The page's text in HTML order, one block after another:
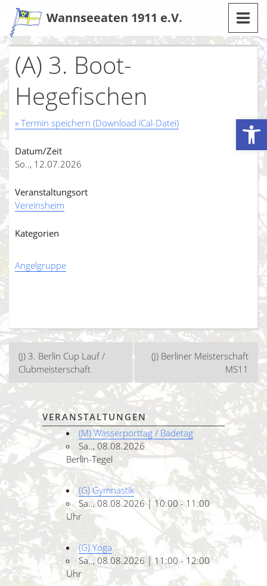
Werkzeugleiste öffnen
Zum
Inhalt
Wannseeaten 1911 e.V.
(A) 3. Boot-
Hegefischen
» Termin speichern (Download iCal-Datei)
Datum/Zeit
So.., 12.07.2026
Veranstaltungsort
Vereinsheim
Kategorien
Angelgruppe
Beitragsnavigation
(J) 3. Berlin Cup Lauf /
Clubmeisterschaft
(J) Berliner Meisterschaft
MS11
VERANSTALTUNGEN
(M) Wasserporttag / Badetag
Sa.., 08.08.2026
Berlin-Tegel
(G) Gymnastik
Sa.., 08.08.2026 | 10:00 - 11:00
Uhr
(G) Yoga
Sa.., 08.08.2026 | 11:00 - 12:00
Uhr